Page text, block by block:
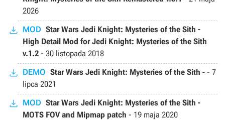
2026
MOD Star Wars Jedi Knight: Mysteries of the Sith -
High Detail Mod for Jedi Knight: Mysteries of the Sith
v.1.2 - 30 listopada 2018
DEMO Star Wars Jedi Knight: Mysteries of the Sith - - 7
lipca 2021
MOD Star Wars Jedi Knight: Mysteries of the Sith -
MOTS FOV and Mipmap patch - 19 maja 2020